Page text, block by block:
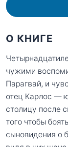
О КНИГЕ
чужими
Парагвай, и
отец Карлос —
столицу после
того чтобы
сыновидения о